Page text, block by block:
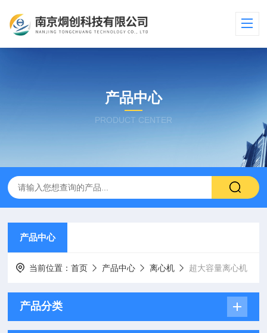
产品中心
PRODUCT CENTER
产品中心
当前位置：首页 产品中心 离心机 超大容量离心机
产品分类